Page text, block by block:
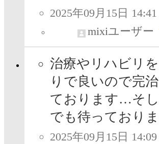
2025年09月15日 14:41
mixiユーザー
治療やリハビリ
りで良いので完
ております…そ
でも待っておりま
2025年09月15日 14:09